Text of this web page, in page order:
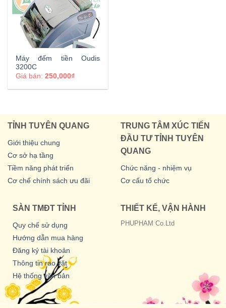
Máy đếm tiền Oudis
3200C
Giá bán:250,000₫
TỈNH TUYÊN QUANG
Giới thiệu chung
Cơ sở hạ tầng
Tiềm năng phát triển
Cơ chế chính sách ưu đãi
TRUNG TÂM XÚC TIẾN
ĐẦU TƯ TỈNH TUYÊN
QUANG
Chức năng - nhiệm vụ
Cơ cấu tổ chức
SÀN TMĐT TỈNH
Quy chế sử dụng
Hướng dẫn mua hàng
Đăng ký tài khoản
Thông tin rao vặt
Hệ thống văn bản
THIẾT KẾ, VẬN HÀNH
PHUPHAM Co.Ltd